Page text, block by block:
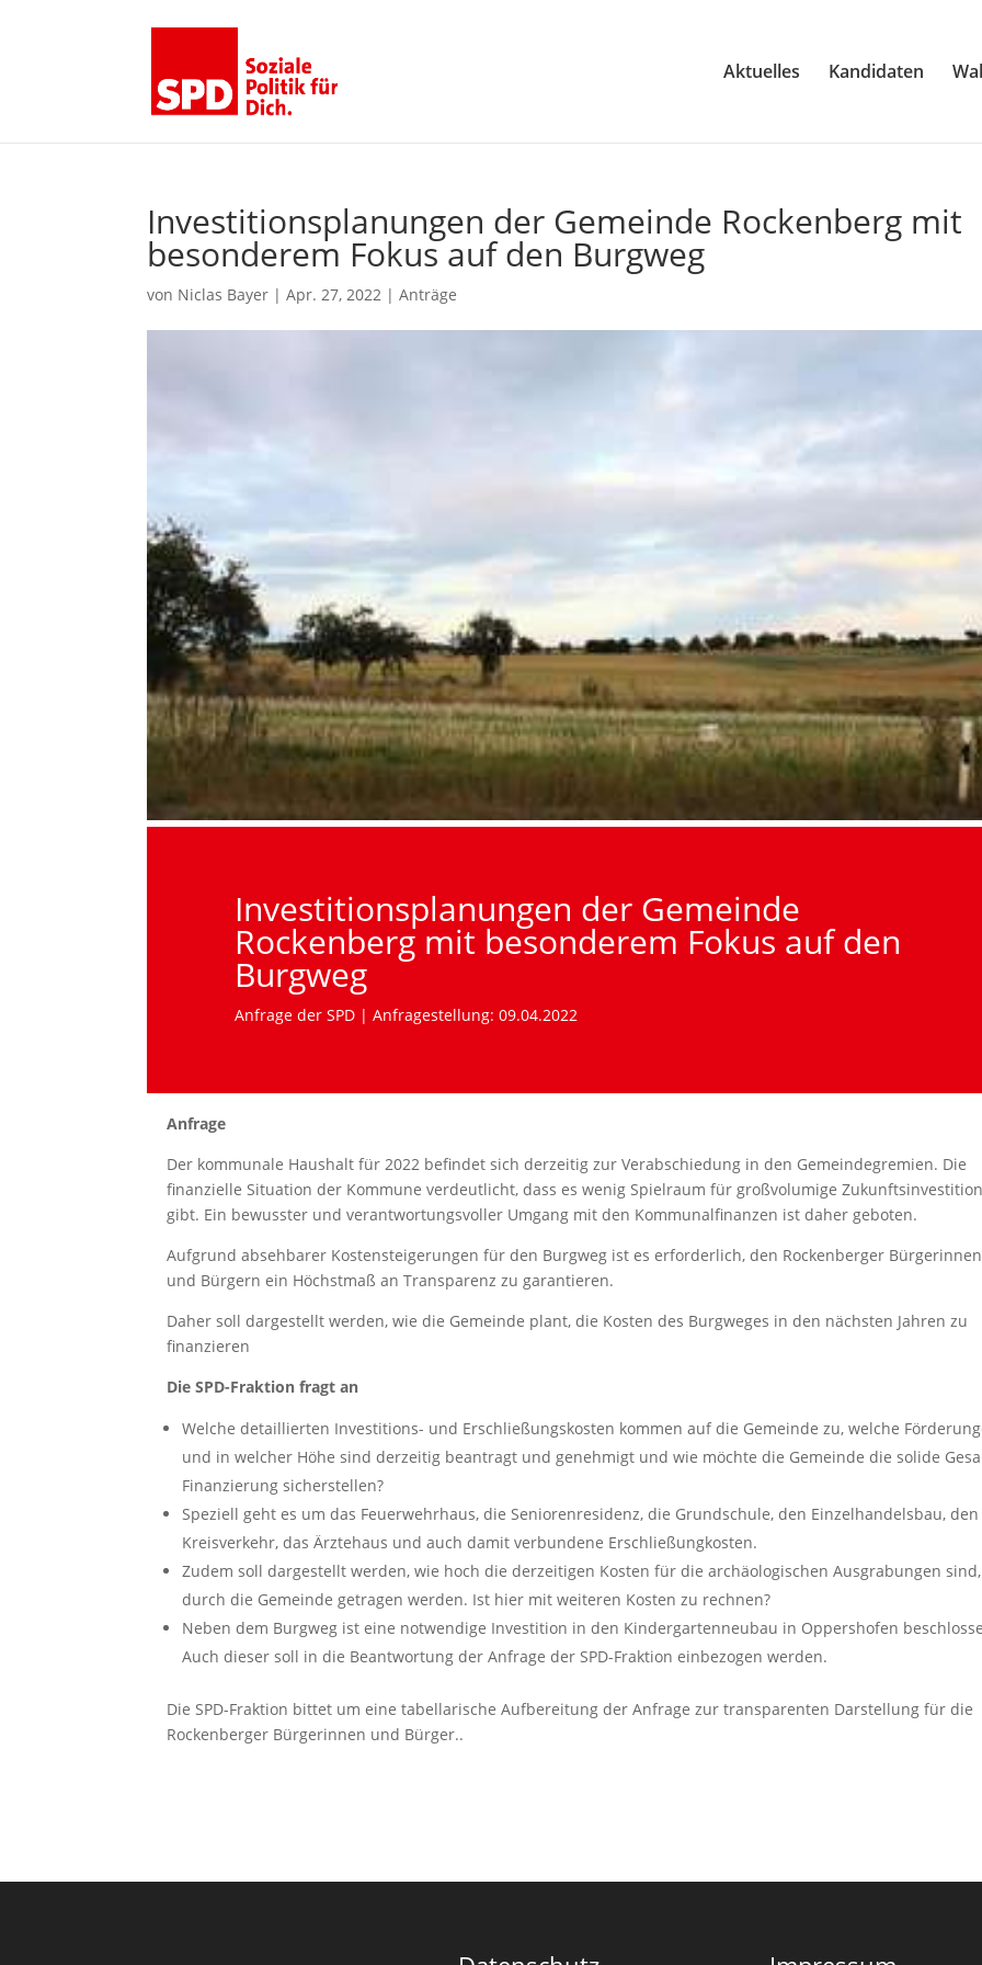
Aktuelles Kandidaten
Investitionsplanungen der Gemeinde Rockenberg mit
besonderem Fokus auf den Burgweg
von Niclas Bayer |Apr. 27, 2022 |Anträge
Investitionsplanungen der Gemeinde
Rockenberg mit besonderem Fokus auf den
Burgweg
Anfrage der SPD | Anfragestellung: 09.04.2022
Anfrage
Der kommunale Haushalt für 2022 befindet sich derzeitig zur Verabschiedung in den Gemeindegremien. Die
finanzielle Situation der Kommune verdeutlicht, dass es wenig Spielraum für großvolumige
gibt. Ein bewusster und verantwortungsvoller Umgang mit den Kommunalfinanzen ist daher geboten.
Aufgrund absehbarer Kostensteigerungen für den Burgweg ist es erforderlich, den Rockenberger Bürgerinnen
und Bürgern ein Höchstmaß an Transparenz zu garantieren.
Daher soll dargestellt werden, wie die Gemeinde plant, die Kosten des Burgweges in den nächsten Jahren zu
finanzieren
Die SPD-Fraktion fragt an
Welche detaillierten Investitions- und Erschließungskosten kommen auf die Gemeinde zu, welche
und in welcher Höhe sind derzeitig beantragt und genehmigt und wie möchte die Gemeinde die solide
Finanzierung sicherstellen?
Speziell geht es um das Feuerwehrhaus, die Seniorenresidenz, die Grundschule, den Einzelhandelsbau, den
Kreisverkehr, das Ärztehaus und auch damit verbundene Erschließungkosten.
Zudem soll dargestellt werden, wie hoch die derzeitigen Kosten für die archäologischen Ausgrabungen
durch die Gemeinde getragen werden. Ist hier mit weiteren Kosten zu rechnen?
Neben dem Burgweg ist eine notwendige Investition in den Kindergartenneubau in Oppershofen
Auch dieser soll in die Beantwortung der Anfrage der SPD-Fraktion einbezogen werden.
Die SPD-Fraktion bittet um eine tabellarische Aufbereitung der Anfrage zur transparenten Darstellung für die
Rockenberger Bürgerinnen und Bürger..